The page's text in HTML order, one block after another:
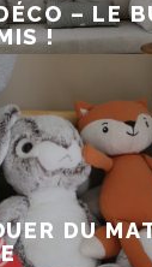
– LE
!
DU